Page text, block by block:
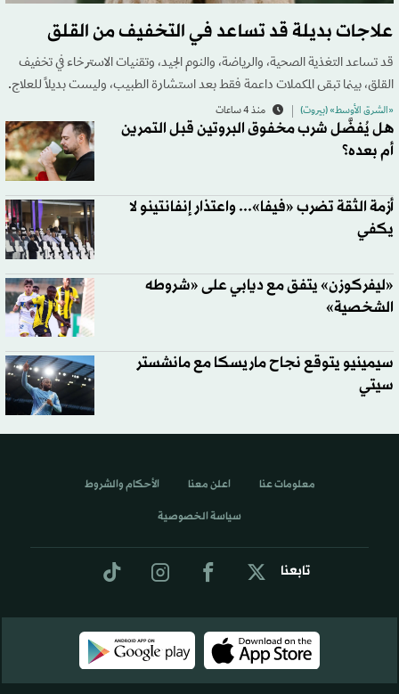
علاجات بديلة قد تساعد في التخفيف من القلق
قد تساعد التغذية الصحية، والرياضة، والنوم الجيد، وتقنيات الاسترخاء في تخفيف
القلق، بينما تبقى المكملات داعمة فقط بعد استشارة الطبيب، وليست بديلاً للعلاج.
«الشرق الأوسط» (بيروت) منذ 4 ساعات
هل يُفضَّل شرب مخفوق البروتين قبل التمرين
أم بعده؟
أزمة الثقة تضرب «فيفا»... واعتذار إنفانتينو لا
يكفي
«ليفركوزن» يتفق مع ديابي على «شروطه
الشخصية»
سيمينيو يتوقع نجاح ماريسكا مع مانشستر
سيتي
تابعنا
معلومات عنا اعلن معنا الأحكام والشروط
سياسة الخصوصية